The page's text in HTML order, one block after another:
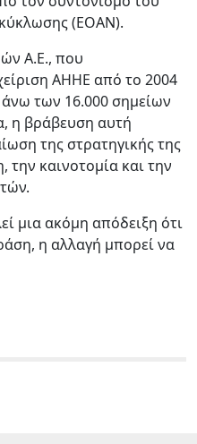
(ΕΟΑΝ).
Α.Ε., που
ΑΗΗΕ από το 2004
άνω των 16.000 σημείων
η βράβευση αυτή
της στρατηγικής της
καινοτομία και την
μια ακόμη απόδειξη ότι
η αλλαγή μπορεί να